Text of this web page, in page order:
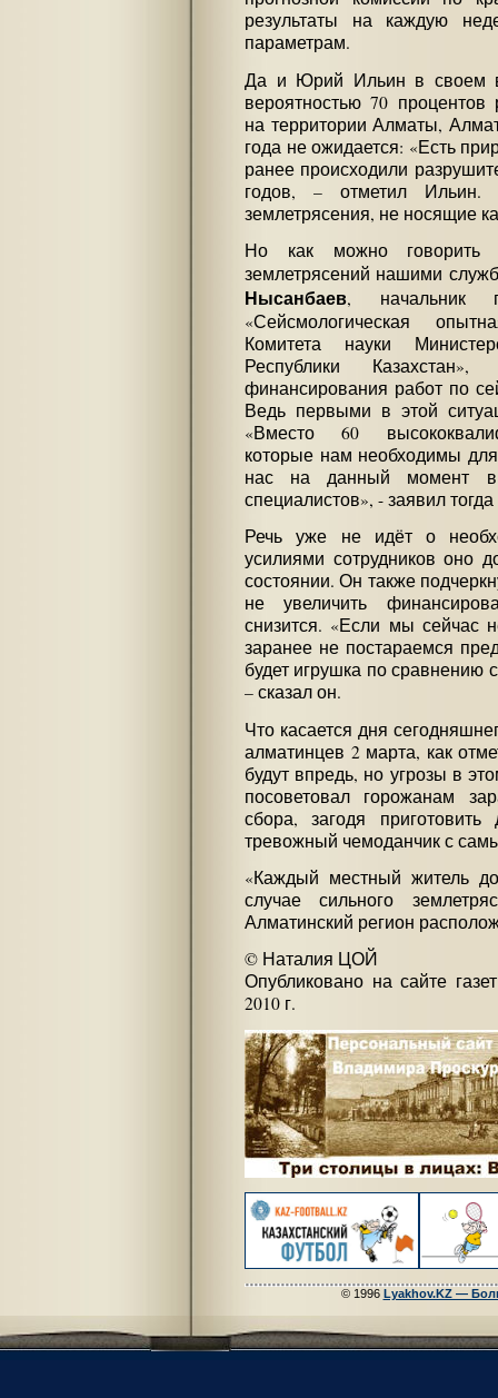
результаты на каждую
параметрам.
Да и Юрий Ильин в своем
вероятностью 70 процентов
на территории Алматы,
года не ожидается: «Есть
ранее происходили
годов, – отметил
землетрясения, не носящие
Но как можно говорить
землетрясений нашими
Нысанбаев, начальник
«Сейсмологическая
Комитета науки
Республики
финансирования работ по
Ведь первыми в этой
«Вместо 60
которые нам необходимы
нас на данный момент
специалистов», - заявил
Речь уже не идёт о
усилиями сотрудников оно
состоянии. Он также
не увеличить
снизится. «Если мы сейчас
заранее не постараемся
будет игрушка по сравнению
– сказал он.
Что касается дня
алматинцев 2 марта, как
будут впредь, но угрозы в
посоветовал горожанам
сбора, загодя
тревожный чемоданчик с
«Каждый местный житель
случае сильного
Алматинский регион
© Наталия ЦОЙ
Опубликовано на сайте
2010 г.
© 1996 Lyakhov.KZ —